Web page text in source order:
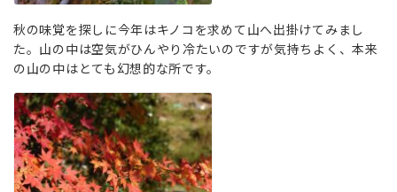
秋の味覚を探しに今年はキノコを求めて山へ出掛けてみまし
た。山の中は空気がひんやり冷たいのですが気持ちよく、本来
の山の中はとても幻想的な所です。